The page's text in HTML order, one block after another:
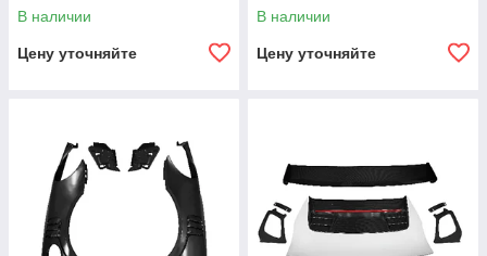
В наличии
Цену уточняйте
В наличии
Цену уточняйте